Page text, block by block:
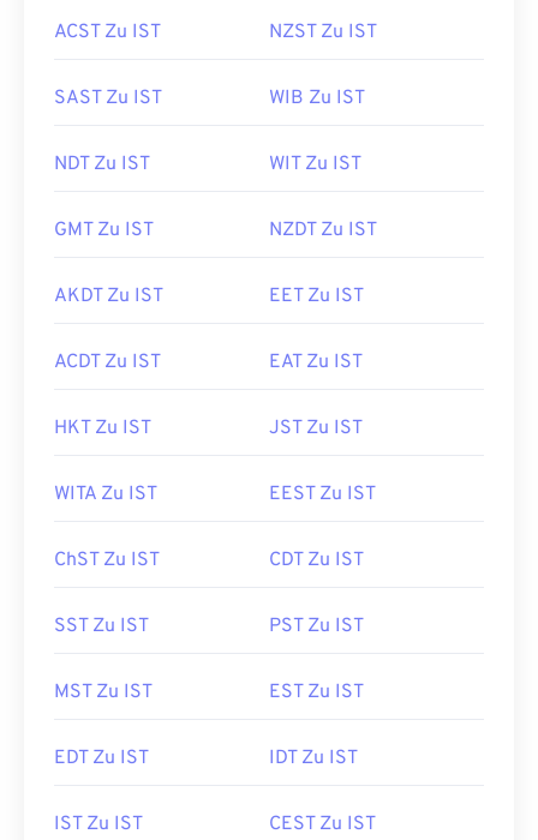
ACST Zu IST NZST Zu IST
SAST Zu IST WIB Zu IST
NDT Zu IST WIT Zu IST
GMT Zu IST NZDT Zu IST
AKDT Zu IST EET Zu IST
ACDT Zu IST EAT Zu IST
HKT Zu IST JST Zu IST
WITA Zu IST EEST Zu IST
ChST Zu IST CDT Zu IST
SST Zu IST PST Zu IST
MST Zu IST EST Zu IST
EDT Zu IST IDT Zu IST
IST Zu IST CEST Zu IST